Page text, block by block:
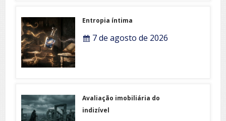
Entropia íntima
7 de agosto de 2026
Avaliação imobiliária do
indizível